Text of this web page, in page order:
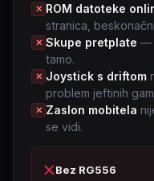
✕ ROM datoteke
stranica,
✕ Skupe pretplate —
tamo.
✕ Joystick s driftom
problem jeftinih
✕ Zaslon mobitela
se vidi.
Bez RG556